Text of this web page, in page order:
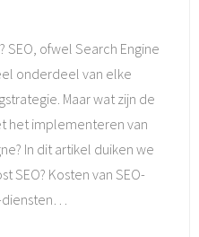
SEO, ofwel Search Engine
onderdeel van elke
Maar wat zijn de
het implementeren van
In dit artikel duiken we
SEO? Kosten van SEO-